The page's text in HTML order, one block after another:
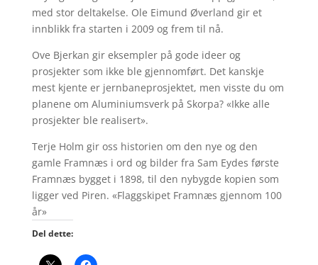
med stor deltakelse. Ole Eimund Øverland gir et
innblikk fra starten i 2009 og frem til nå.
Ove Bjerkan gir eksempler på gode ideer og
prosjekter som ikke ble gjennomført. Det kanskje
mest kjente er jernbaneprosjektet, men visste du om
planene om Aluminiumsverk på Skorpa? «Ikke alle
prosjekter ble realisert».
Terje Holm gir oss historien om den nye og den
gamle Framnæs i ord og bilder fra Sam Eydes første
Framnæs bygget i 1898, til den nybygde kopien som
ligger ved Piren. «Flaggskipet Framnæs gjennom 100
år»
Del dette: